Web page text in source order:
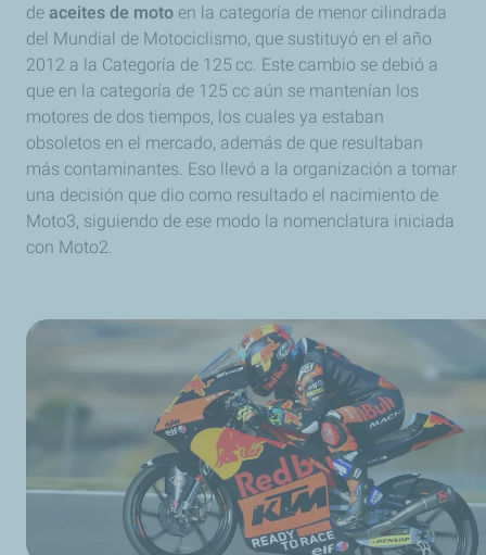
de aceites de moto en la categoría de menor cilindrada
del Mundial de Motociclismo, que sustituyó en el año
2012 a la Categoría de 125 cc. Este cambio se debió a
que en la categoría de 125 cc aún se mantenían los
motores de dos tiempos, los cuales ya estaban
obsoletos en el mercado, además de que resultaban
más contaminantes. Eso llevó a la organización a tomar
una decisión que dio como resultado el nacimiento de
Moto3, siguiendo de ese modo la nomenclatura iniciada
con Moto2.